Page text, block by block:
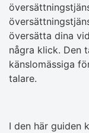
översätta dina
några klick. Den
känslomässiga
talare.
I den här guiden